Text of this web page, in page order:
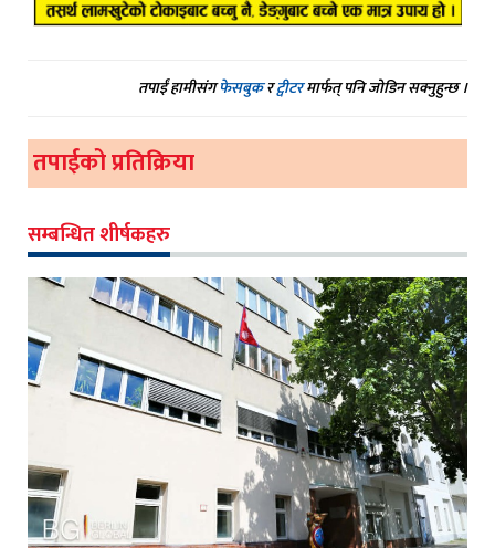
तपाईं हामीसंगफेसबुकरट्वीटरमार्फत् पनि जोडिन सक्नुहुन्छ ।
तपाईको प्रतिक्रिया
सम्बन्धित शीर्षकहरु